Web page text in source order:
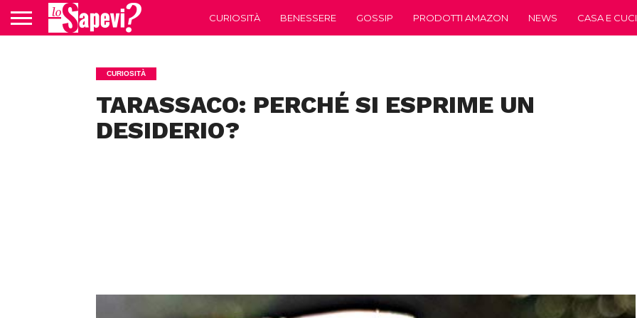
CURIOSITÀ BENESSERE GOSSIP PRODOTTI AMAZON NEWS CASA E
CURIOSITÀ
TARASSACO: PERCHÉ SI ESPRIME UN
DESIDERIO?